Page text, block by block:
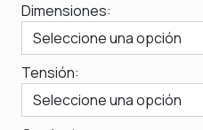
Dimensiones:
Tensión: